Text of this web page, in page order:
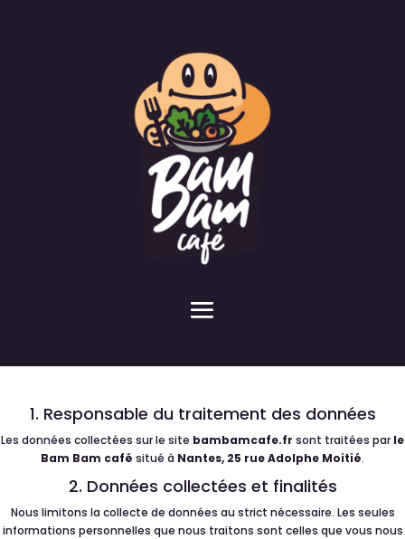
1. Responsable du traitement des données
Les données collectées sur le site bambamcafe.fr sont traitées par le
Bam Bam café situé à Nantes, 25 rue Adolphe Moitié.
2. Données collectées et finalités
Nous limitons la collecte de données au strict nécessaire. Les seules
informations personnelles que nous traitons sont celles que vous nous